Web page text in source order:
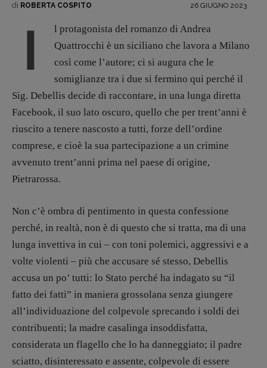
Editoria
Intelligenza Artificiale
Maestri sommersi
Pasolini 1922-2022
Psichedelia
Scienza
Stranimondi
Tornare a Ballard
Valerio Evangelisti
Vampirismi
DIRETTRICE RESPONSABILE
Antonella Marrone
REDAZIONE
Walter Catalano Giuseppe Costigliola
Roberto Derobertis
Grasso,Fabio Malagnini,Valentina
Marcoli,Elisabetta Michielin,Nicole
Spallina, Roberto Sturm,Tania Tonin
di ROBERTA COSPITO 26 GIUGNO 2023
I
l protagonista del romanzo di Andrea
Quattrocchi è un siciliano che lavora a Milano
così come l’autore; ci si augura che le
somiglianze tra i due si fermino qui perché il
Sig. Debellis decide di raccontare, in una lunga diretta
Facebook, il suo lato oscuro, quello che per trent’anni è
riuscito a tenere nascosto a tutti, forze dell’ordine
comprese, e cioè la sua partecipazione a un crimine
avvenuto trent’anni prima nel paese di origine,
Pietrarossa.
Non c’è ombra di pentimento in questa confessione
perché, in realtà, non è di questo che si tratta, ma di una
lunga invettiva in cui – con toni polemici, aggressivi e a
volte violenti – più che accusare sé stesso, Debellis
accusa un po’ tutti: lo Stato perché ha indagato su “il
fatto dei fatti” in maniera grossolana senza giungere
all’individuazione del colpevole sprecando i soldi dei
contribuenti; la madre casalinga insoddisfatta,
considerata un flagello che lo ha danneggiato; il padre
sciatto, disinteressato e assente, colpevole di essere